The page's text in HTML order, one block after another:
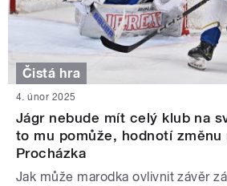
Čistá hra
4. únor 2025
Jágr nebude mít celý klub na
to mu pomůže, hodnotí změnu
Procházka
Jak může marodka ovlivnit závěr